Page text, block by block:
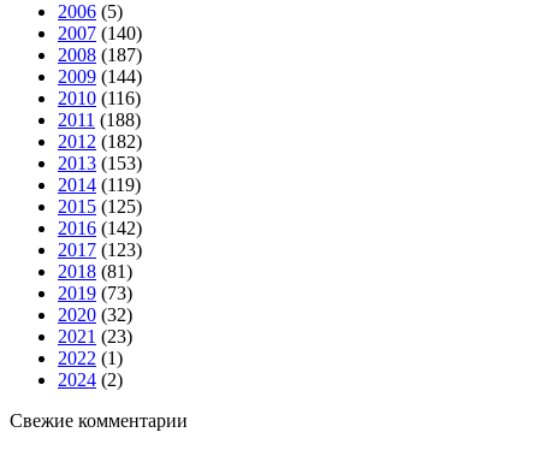
2006 (5)
2007 (140)
2008 (187)
2009 (144)
2010 (116)
2011 (188)
2012 (182)
2013 (153)
2014 (119)
2015 (125)
2016 (142)
2017 (123)
2018 (81)
2019 (73)
2020 (32)
2021 (23)
2022 (1)
2024 (2)
Свежие комментарии